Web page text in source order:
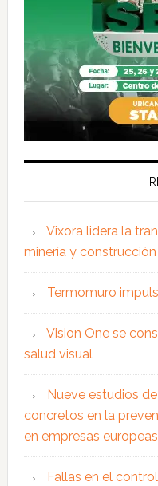
Vixora lidera la
minería y construcción
Termomuro
Vision One se
salud visual
Nueve estudios
concretos en la
en empresas europeas
Fallas en el